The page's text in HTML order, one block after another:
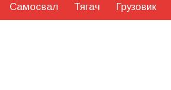
Самосвал Тягач Грузовик